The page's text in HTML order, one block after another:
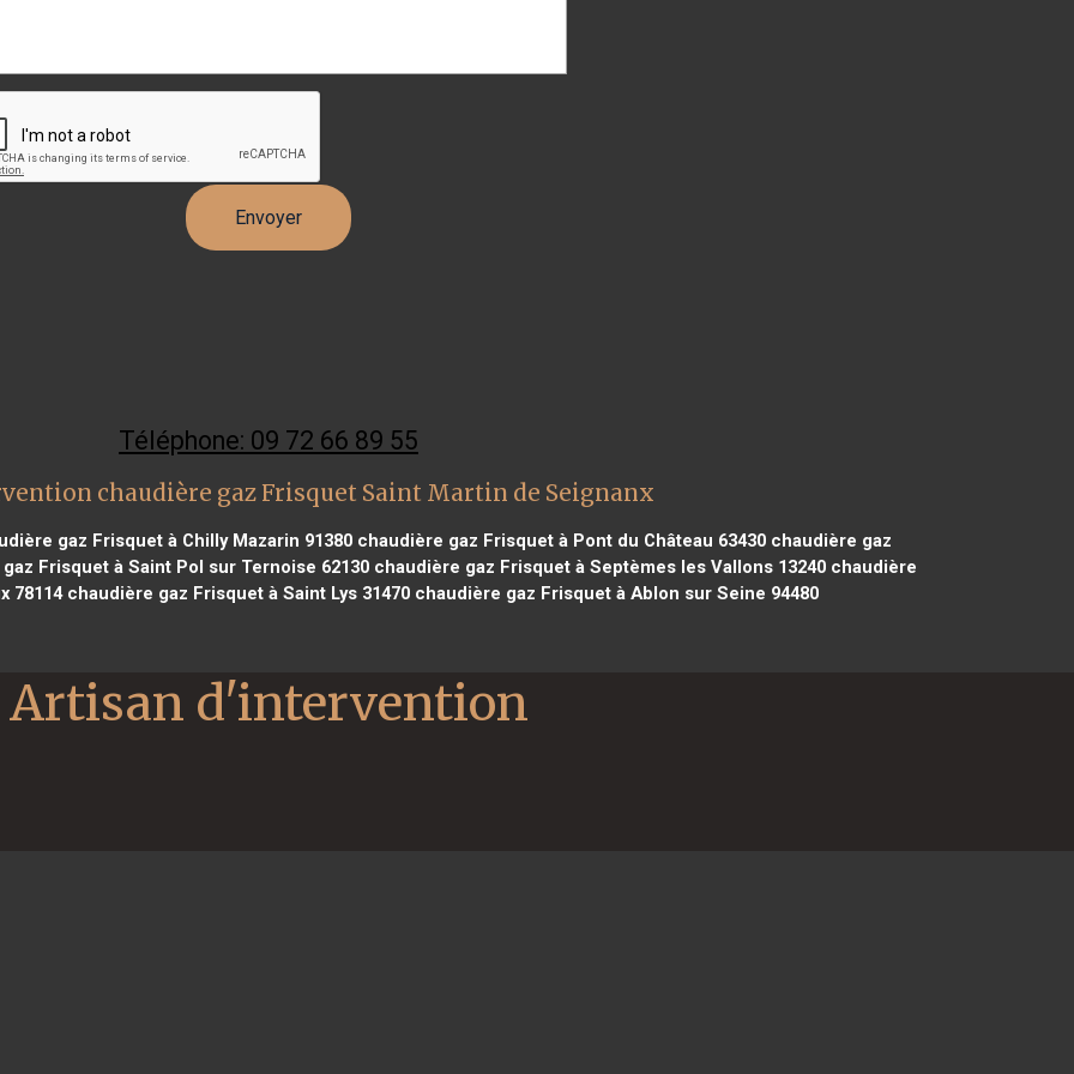
Téléphone: 09 72 66 89 55
chaudière gaz Frisquet Saint Martin de Seignanx
gaz Frisquet à Chilly Mazarin 91380 chaudière gaz Frisquet à Pont du Château 63430 chaudière gaz
Frisquet à Saint Pol sur Ternoise 62130 chaudière gaz Frisquet à Septèmes les Vallons 13240 chaudière
78114chaudière gaz Frisquet à Saint Lys 31470 chaudière gaz Frisquet à Ablon sur Seine 94480
Artisan d'intervention